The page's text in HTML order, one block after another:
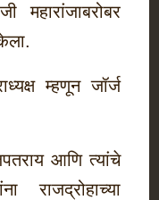
महारांजाबरोबर
म्हणून जॉर्ज
आणि त्यांचे
राजद्रोहाच्या